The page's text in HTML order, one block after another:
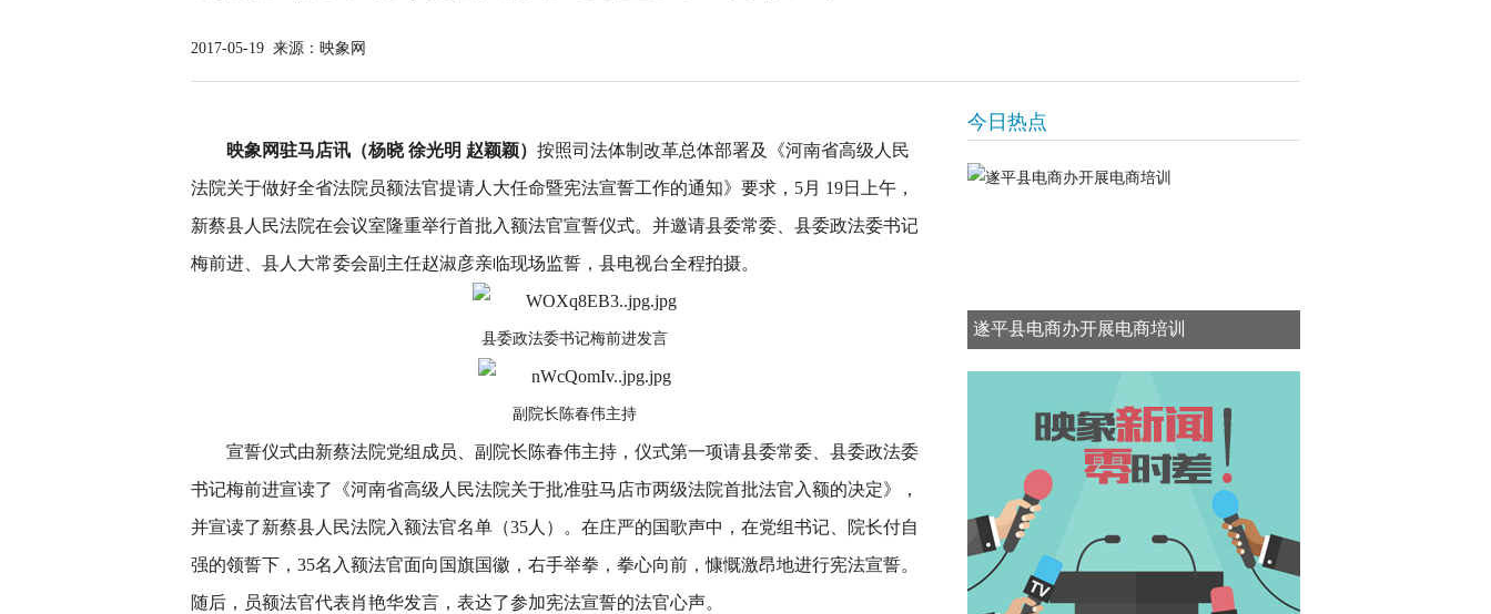
2017-05-19 来源：映象网
映象网驻马店讯（杨晓 徐光明 赵颖颖） 按照司法体制改革总体部署及《河南省高级人民
法院关于做好全省法院员额法官提请人大任命暨宪法宣誓工作的通知》要求，5月 19日上午，
新蔡县人民法院在会议室隆重举行首批入额法官宣誓仪式。并邀请县委常委、县委政法委书记
梅前进、县人大常委会副主任赵淑彦亲临现场监誓，县电视台全程拍摄。
县委政法委书记梅前进发言
副院长陈春伟主持
宣誓仪式由新蔡法院党组成员、副院长陈春伟主持，仪式第一项请县委常委、县委政法委
书记梅前进宣读了《河南省高级人民法院关于批准驻马店市两级法院首批法官入额的决定》，
并宣读了新蔡县人民法院入额法官名单（35人）。在庄严的国歌声中，在党组书记、院长付自
强的领誓下，35名入额法官面向国旗国徽，右手举拳，拳心向前，慷慨激昂地进行宪法宣誓。
随后，员额法官代表肖艳华发言，表达了参加宪法宣誓的法官心声。
今日热点
遂平县电商办开展电商培训